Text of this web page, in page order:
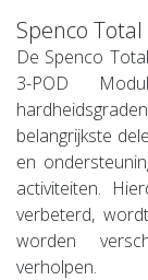
Spenco
De Spenco
3-POD
belangrijkste
en
activiteiten.
verbeterd,
worden
verholpen.